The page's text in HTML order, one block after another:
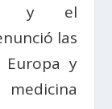
y el
las
Europa y